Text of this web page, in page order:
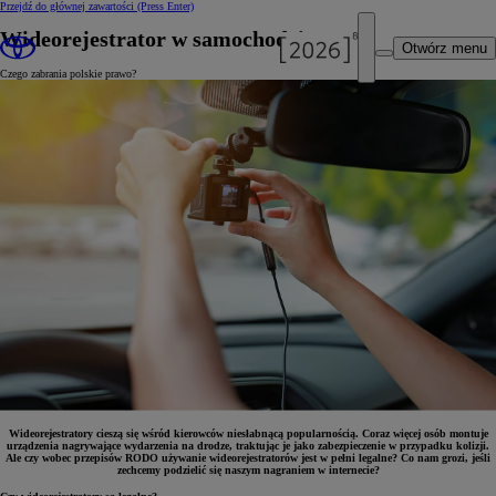
Przejdź do głównej zawartości (Press Enter)
Otwórz menu
Wideorejestrator w samochodzie
Czego zabrania polskie prawo?
Wideorejestratory cieszą się wśród kierowców niesłabnącą popularnością. Coraz więcej osób montuje
urządzenia nagrywające wydarzenia na drodze, traktując je jako zabezpieczenie w przypadku kolizji.
Ale czy wobec przepisów RODO używanie wideorejestratorów jest w pełni legalne? Co nam grozi, jeśli
zechcemy podzielić się naszym nagraniem w internecie?